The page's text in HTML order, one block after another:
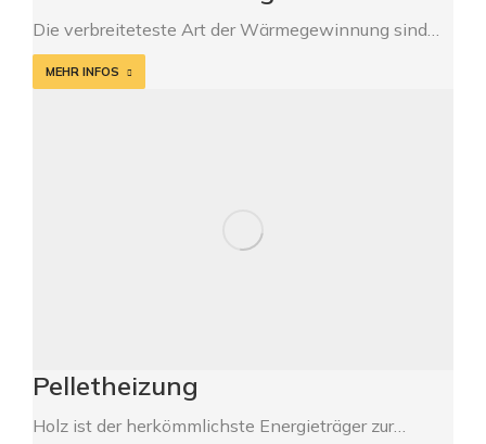
Die verbreiteteste Art der Wärmegewinnung sind…
MEHR INFOS
Pelletheizung
Holz ist der herkömmlichste Energieträger zur…